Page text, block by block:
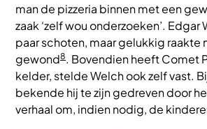
man de pizzeria binnen met een
zaak ‘zelf wou onderzoeken’. Edgar
paar schoten, maar gelukkig raakte
gewond8. Bovendien heeft Comet
kelder, stelde Welch ook zelf vast.
bekende hij te zijn gedreven door
verhaal om, indien nodig, de